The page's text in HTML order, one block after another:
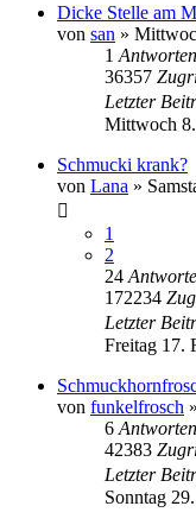
Dicke Stelle am
von san »
1 Antworten
36357
Letzter
Mittwoch
Schmucki krank?
von Lana »
1
2
24
172234
Letzter
Freitag 17.
von funkelfrosch
6 Antworten
42383
Letzter
Sonntag